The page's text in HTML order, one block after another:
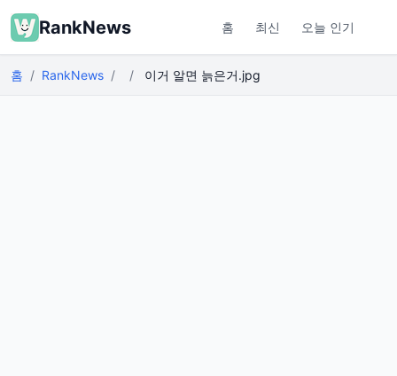
RankNews 홈 최신 오늘 인기
홈 RankNews 이거 알면 늙은거.jpg